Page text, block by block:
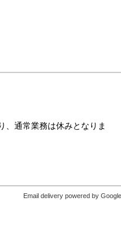
、通常業務は休みとなりま
Email delivery powered by Google